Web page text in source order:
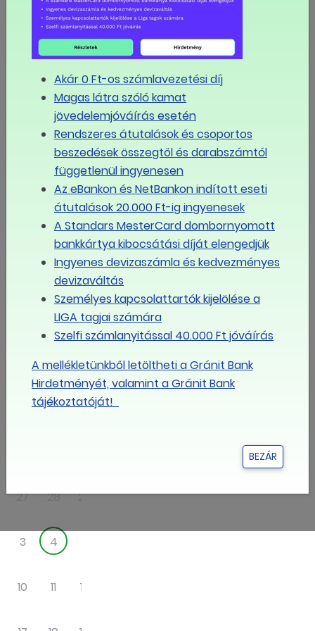
bérminimumról
Tisztújító
Tanács
Meglepőt
kormány,
nyitott
minimálbér
MÉG TÖBB
Eseménynaptár
augusztus
2026
27 28 29 30 31 1 2
3 4
10 11 12
Akár 0 Ft-os számlavezetési díj
Magas látra szóló kamat
jövedelemjóváírás esetén
Rendszeres átutalások és csoportos
beszedések összegtől és darabszámtól
függetlenül ingyenesen
Az eBankon és NetBankon indított eseti
átutalások 20.000 Ft-ig ingyenesek
A Standars MesterCard dombornyomott
bankkártya kibocsátási díját elengedjük
Ingyenes devizaszámla és kedvezményes
devizaváltás
Személyes kapcsolattartók kijelölése a
LIGA tagjai számára
Szelfi számlanyitással 40.000 Ft jóváírás
A mellékletünkből letöltheti a Gránit Bank
Hirdetményét, valamint a Gránit Bank
tájékoztatóját!
BEZÁR